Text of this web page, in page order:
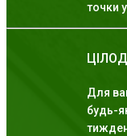
точки
Для
будь-